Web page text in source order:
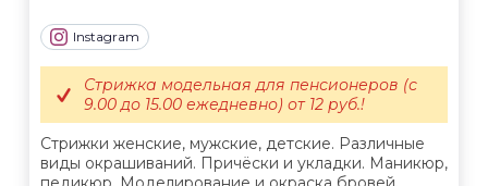
Instagram
Стрижки женские, мужские, детские. Различные
виды окрашиваний. Причёски и укладки. Маникюр,
Стрижка модельная для пенсионеров (с
9.00 до 15.00 ежедневно) от 12 руб.!